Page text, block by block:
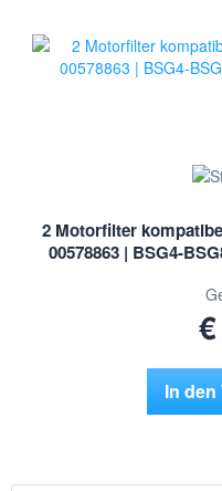
2 Motorfilter
00578863 | BSG4-
In den